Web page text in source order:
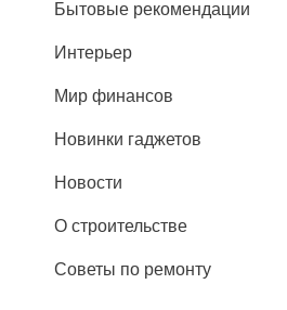
Бытовые рекомендации
Интерьер
Мир финансов
Новинки гаджетов
Новости
О строительстве
Советы по ремонту